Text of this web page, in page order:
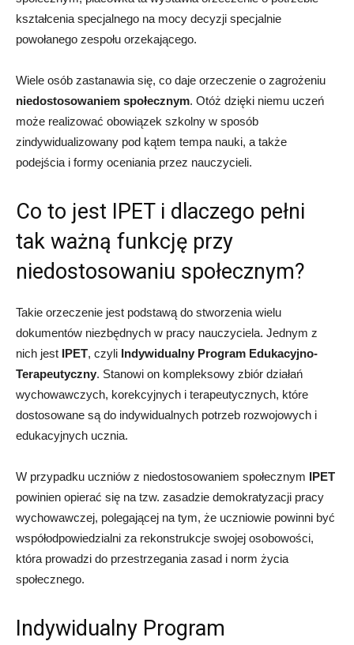
kształcenia specjalnego na mocy decyzji specjalnie
powołanego zespołu orzekającego.
Wiele osób zastanawia się, co daje orzeczenie o zagrożeniu
niedostosowaniem społecznym. Otóż dzięki niemu uczeń
może realizować obowiązek szkolny w sposób
zindywidualizowany pod kątem tempa nauki, a także
podejścia i formy oceniania przez nauczycieli.
Co to jest IPET i dlaczego pełni
tak ważną funkcję przy
niedostosowaniu społecznym?
Takie orzeczenie jest podstawą do stworzenia wielu
dokumentów niezbędnych w pracy nauczyciela. Jednym z
nich jest IPET, czyli Indywidualny Program Edukacyjno-
Terapeutyczny. Stanowi on kompleksowy zbiór działań
wychowawczych, korekcyjnych i terapeutycznych, które
dostosowane są do indywidualnych potrzeb rozwojowych i
edukacyjnych ucznia.
W przypadku uczniów z niedostosowaniem społecznym IPET
powinien opierać się na tzw. zasadzie demokratyzacji pracy
wychowawczej, polegającej na tym, że uczniowie powinni być
współodpowiedzialni za rekonstrukcje swojej osobowości,
która prowadzi do przestrzegania zasad i norm życia
społecznego.
Indywidualny Program